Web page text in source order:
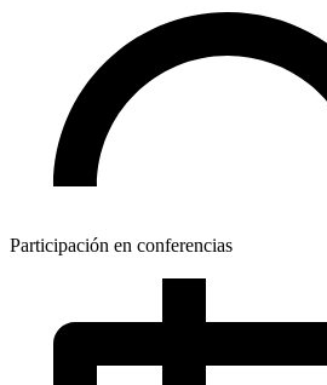
Participación en conferencias